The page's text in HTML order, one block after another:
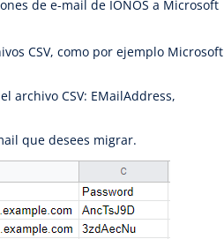
de e-mail de IONOS a Microsoft
CSV, como por ejemplo Microsoft
archivo CSV: EMailAddress,
que desees migrar.